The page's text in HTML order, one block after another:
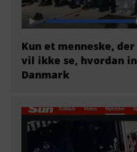
Kun et menneske,
vil ikke se, hvordan
Danmark